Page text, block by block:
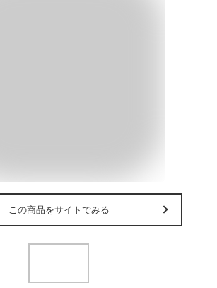
この商品をサイトでみる